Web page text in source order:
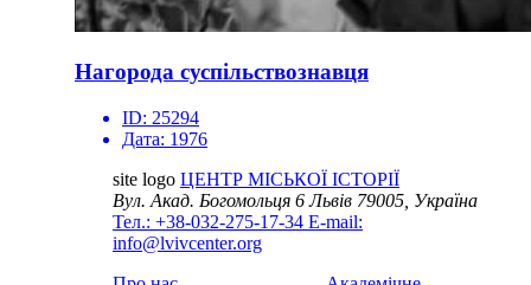
Нагорода суспільствознавця
ID: 25294
Дата: 1976
site logo ЦЕНТР МІСЬКОЇ ІСТОРІЇ
Вул. Акад. Богомольця 6Львів 79005, Україна
Тел.: +38-032-275-17-34 E-mail:
info@lvivcenter.org